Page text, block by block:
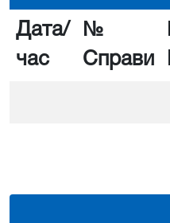
Дата/
час
№
Справи